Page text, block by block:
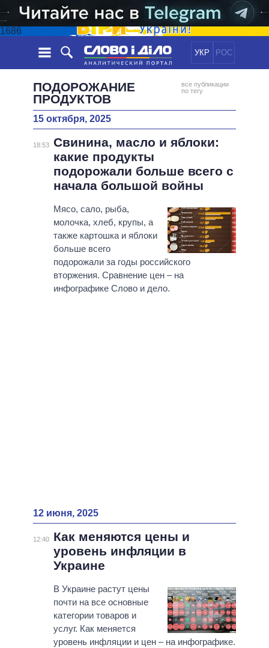
1686
УКР РОС
НОВОСТИ
ЛЕНТА
СОБЫТИЯ
СТАТЬИ
ОБЗОРЫ
ПОЛИТИКА
ЭКОНОМИКА
ОБЩЕСТВО
ОБЕЩАНИЯ
ПОЛИТИКИ
ВСЕ ПОЛИТИКИ
ПРЕЗИДЕНТ И ОФИС
КАБИНЕТ МИНИСТРОВ
ГЛАВЫ ОБЛАДМИНИСТРАЦИЙ
МЭРЫ
ВСЕ ПЕРСОНЫ
ИНФОГРАФИКА
ВИДЕО
ПОДДЕРЖАТЬ
СРАВНЕНИЕ ПОЛИТИКОВ
ПОДОРОЖАНИЕ
ПРОДУКТОВ
все публикации
по тегу
15 октября, 2025
18:53 Свинина, масло и яблоки:
какие продукты
подорожали больше всего с
начала большой войны
Мясо, сало, рыба,
молочка, хлеб, крупы, а
также картошка и яблоки
больше всего
подорожали за годы российского
вторжения. Сравнение цен – на
инфографике Слово и дело.
12 июня, 2025
12:40
Как меняются цены и
уровень инфляции в
Украине
В Украине растут цены
почти на все основные
категории товаров и
услуг. Как меняется
уровень инфляции и цен – на инфографике.